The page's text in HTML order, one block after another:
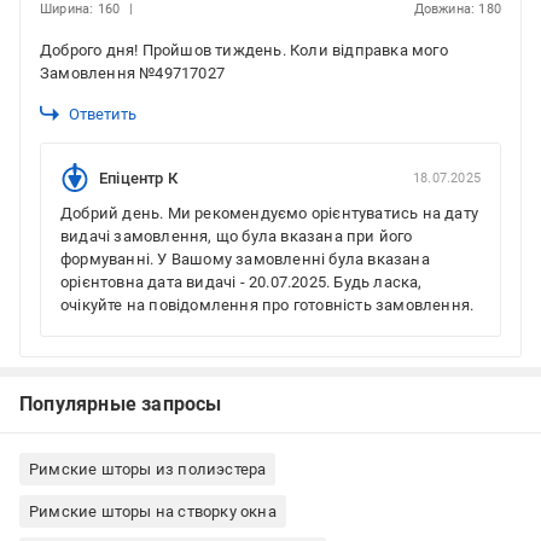
Ширина: 160
Довжина: 180
Доброго дня! Пройшов тиждень. Коли відправка мого
Замовлення №49717027
Ответить
Епіцентр К 18.07.2025
Добрий день. Ми рекомендуємо орієнтуватись на дату
видачі замовлення, що була вказана при його
формуванні. У Вашому замовленні була вказана
орієнтовна дата видачі - 20.07.2025. Будь ласка,
очікуйте на повідомлення про готовність замовлення.
Популярные запросы
Римские шторы из полиэстера
Римские шторы на створку окна